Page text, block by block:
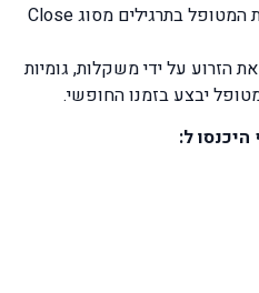
בשלבים מתקדמים יותר נדריך את המטופל בתרגילים מסוג Close
הזרוע על ידי משקלות, גומיות
יבצע בזמנו החופשי.
ל: